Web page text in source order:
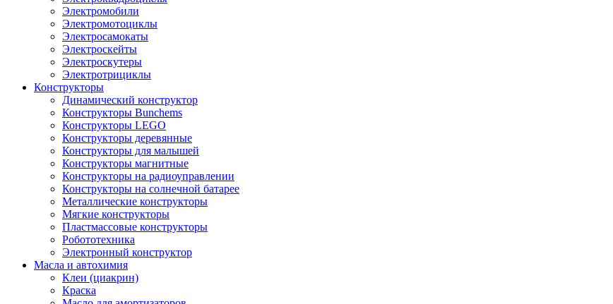
Электромобили
Электромотоциклы
Электросамокаты
Электроскейты
Электроскутеры
Электротрициклы
Конструкторы
Динамический конструктор
Конструкторы Bunchems
Конструкторы LEGO
Конструкторы деревянные
Конструкторы для малышей
Конструкторы магнитные
Конструкторы на радиоуправлении
Конструкторы на солнечной батарее
Металлические конструкторы
Мягкие конструкторы
Пластмассовые конструкторы
Робототехника
Электронный конструктор
Масла и автохимия
Клеи (циакрин)
Краска